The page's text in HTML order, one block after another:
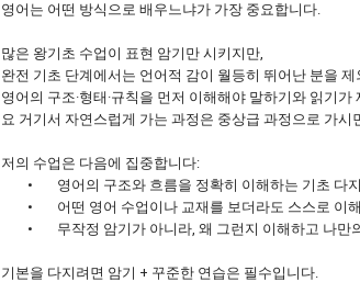
영어는 어떤 방식으로 배우느냐가 가장 중요합니다.
많은 왕기초 수업이 표현 암기만 시키지만,
완전 기초 단계에서는 언어적 감이 월등히 뛰어난 분을
영어의 구조·형태·규칙을 먼저 이해해야 말하기와 읽기
요 거기서 자연스럽게 가는 과정은 중상급 과정으로 가시
저의 수업은 다음에 집중합니다:
•
영어의 구조와 흐름을 정확히 이해하는 기초 다
•
어떤 영어 수업이나 교재를 보더라도 스스로 이
•
무작정 암기가 아니라, 왜 그런지 이해하고 나만
기본을 다지려면 암기 + 꾸준한 연습은 필수입니다.